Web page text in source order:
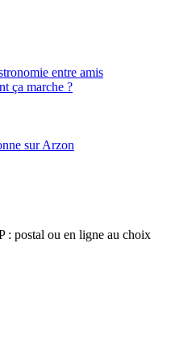
entre amis
ça marche ?
sur Arzon
: postal ou en ligne au choix